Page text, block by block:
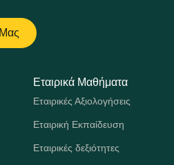
Εταιρικά Μαθήματα
Εταιρικές Αξιολογήσεις
Εταιρική Εκπαίδευση
Εταιρικές δεξιότητες